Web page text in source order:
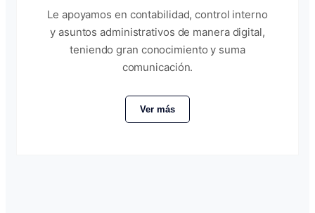
Le apoyamos en contabilidad, control interno
y asuntos administrativos de manera digital,
teniendo gran conocimiento y suma
comunicación.
Ver más